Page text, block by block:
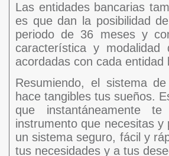
Las entidades bancarias
es que dan la posibilidad
periodo de 36 meses y
característica y modalidad
acordadas con cada entidad
Resumiendo, el sistema
hace tangibles tus sueños.
que instantáneamente
instrumento que necesitas
un sistema seguro, fácil y
tus necesidades y a tus